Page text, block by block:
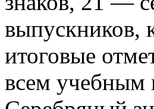
выпускников,
итоговые
всем учебным